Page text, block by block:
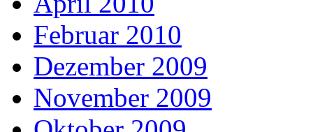
Februar 2010
Dezember 2009
November 2009